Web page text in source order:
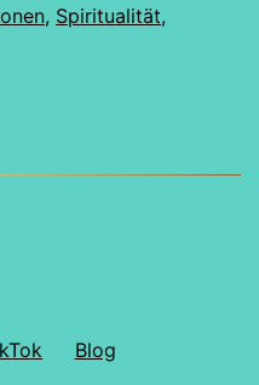
, Spiritualität,
Blog